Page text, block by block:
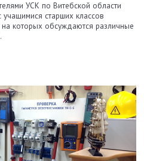
УСК по Витебской области
учащимися старших классов
которых обсуждаются различные